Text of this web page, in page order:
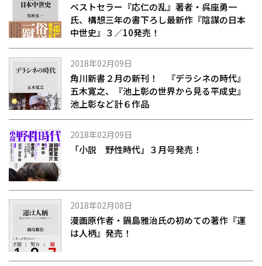
ベストセラー『応仁の乱』著者・呉座勇一
氏、構想三年の書下ろし最新作『陰謀の日本
中世史』３／10発売！
2018年02月09日
角川新書２月の新刊！ 『デラシネの時代』
五木寛之、『池上彰の世界から見る平成史』
池上彰など計６作品
2018年02月09日
「小説 野性時代」３月号発売！
2018年02月08日
漫画原作者・鍋島雅治氏の初めての著作『運
は人柄』発売！